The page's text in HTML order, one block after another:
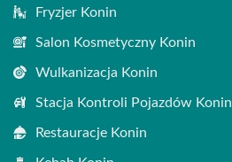
Fryzjer Konin
Salon Kosmetyczny Konin
Wulkanizacja Konin
Stacja Kontroli Pojazdów Konin
Restauracje Konin